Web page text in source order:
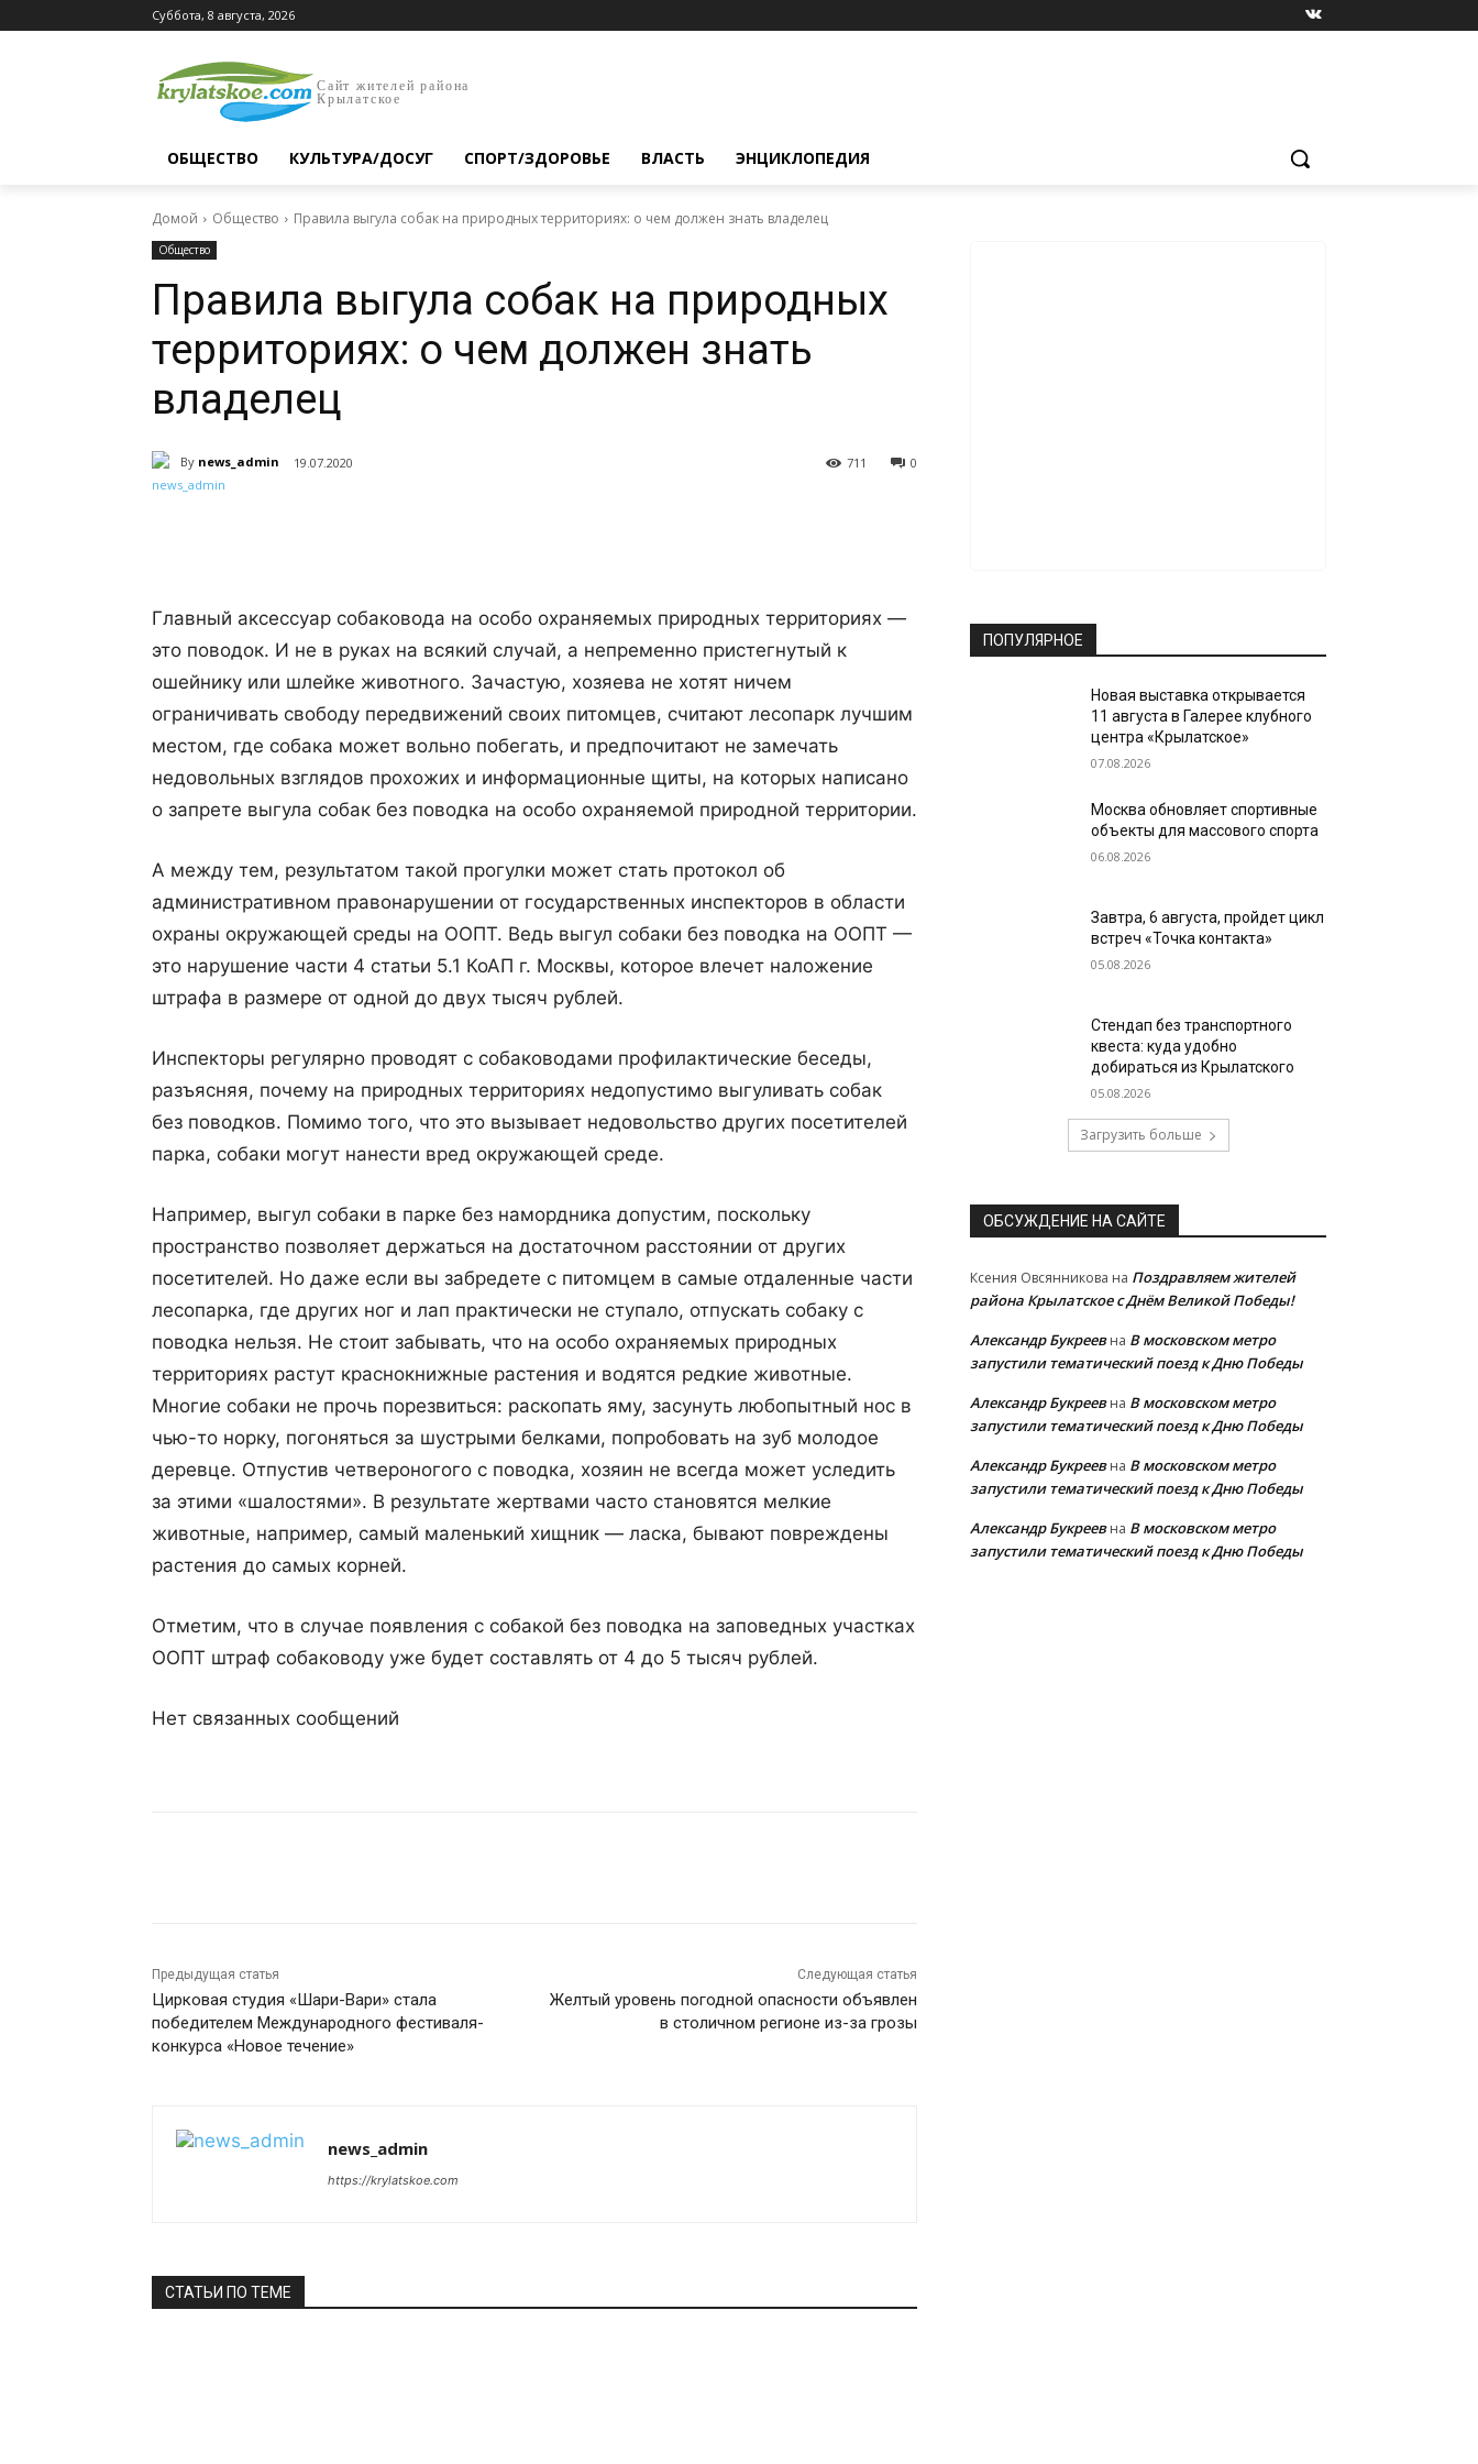
Суббота, 8 августа, 2026
Сайт жителей района
Крылатское
ОБЩЕСТВО КУЛЬТУРА/ДОСУГ СПОРТ/ЗДОРОВЬЕ ВЛАСТЬ ЭНЦИКЛОПЕДИЯ
Домой Общество Правила выгула собак на природных территориях: о чем должен знать владелец
Общество
Правила выгула собак на природных
территориях: о чем должен знать
владелец
By news_admin 19.07.2020 0
711
Главный аксессуар собаковода на особо охраняемых природных территориях —
это поводок. И не в руках на всякий случай, а непременно пристегнутый к
ошейнику или шлейке животного. Зачастую, хозяева не хотят ничем
ограничивать свободу передвижений своих питомцев, считают лесопарк лучшим
местом, где собака может вольно побегать, и предпочитают не замечать
недовольных взглядов прохожих и информационные щиты, на которых написано
о запрете выгула собак без поводка на особо охраняемой природной территории.
А между тем, результатом такой прогулки может стать протокол об
административном правонарушении от государственных инспекторов в области
охраны окружающей среды на ООПТ. Ведь выгул собаки без поводка на ООПТ —
это нарушение части 4 статьи 5.1 КоАП г. Москвы, которое влечет наложение
штрафа в размере от одной до двух тысяч рублей.
Инспекторы регулярно проводят с собаководами профилактические беседы,
разъясняя, почему на природных территориях недопустимо выгуливать собак
без поводков. Помимо того, что это вызывает недовольство других посетителей
парка, собаки могут нанести вред окружающей среде.
Например, выгул собаки в парке без намордника допустим, поскольку
пространство позволяет держаться на достаточном расстоянии от других
посетителей. Но даже если вы забредете с питомцем в самые отдаленные части
лесопарка, где других ног и лап практически не ступало, отпускать собаку с
поводка нельзя. Не стоит забывать, что на особо охраняемых природных
территориях растут краснокнижные растения и водятся редкие животные.
Многие собаки не прочь порезвиться: раскопать яму, засунуть любопытный нос в
чью-то норку, погоняться за шустрыми белками, попробовать на зуб молодое
деревце. Отпустив четвероногого с поводка, хозяин не всегда может уследить
за этими «шалостями». В результате жертвами часто становятся мелкие
животные, например, самый маленький хищник — ласка, бывают повреждены
растения до самых корней.
Отметим, что в случае появления с собакой без поводка на заповедных участках
ООПТ штраф собаководу уже будет составлять от 4 до 5 тысяч рублей.
Нет связанных сообщений
Предыдущая статья
Цирковая студия «Шари-Вари» стала
победителем Международного фестиваля-
конкурса «Новое течение»
Следующая статья
Желтый уровень погодной опасности объявлен
в столичном регионе из-за грозы
news_admin
https://krylatskoe.com
СТАТЬИ ПО ТЕМЕ
ПОПУЛЯРНОЕ
Новая выставка открывается
11 августа в Галерее клубного
центра «Крылатское»
07.08.2026
Москва обновляет спортивные
объекты для массового спорта
06.08.2026
Завтра, 6 августа, пройдет цикл
встреч «Точка контакта»
05.08.2026
Стендап без транспортного
квеста: куда удобно
добираться из Крылатского
05.08.2026
Загрузить больше
ОБСУЖДЕНИЕ НА САЙТЕ
Ксения Овсянникова на Поздравляем жителей
района Крылатское с Днём Великой Победы!
Александр Букреевна В московском метро
запустили тематический поезд к Дню Победы
Александр Букреевна В московском метро
запустили тематический поезд к Дню Победы
Александр Букреевна В московском метро
запустили тематический поезд к Дню Победы
Александр Букреевна В московском метро
запустили тематический поезд к Дню Победы